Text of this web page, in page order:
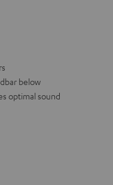
below
optimal sound